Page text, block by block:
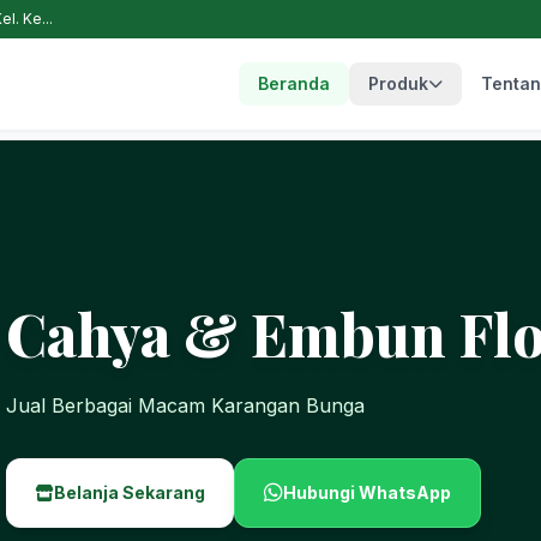
Ke...
Beranda Produk
Cahya & Embun
Jual Berbagai Macam Karangan Bunga
Belanja Sekarang Hubungi WhatsApp